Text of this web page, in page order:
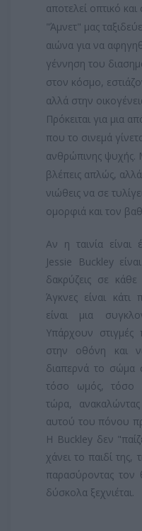
αποτελεί οπτικό
"Άμνετ" μας
αιώνα για να
γέννηση του
στον κόσμο,
αλλά στην
Πρόκειται για μια
που το σινεμά
ανθρώπινης ψυχής.
βλέπεις απλώς,
νιώθεις να σε
ομορφιά και τον
​Αν η ταινία είναι
Jessie Buckley
δακρύζεις σε
Άγκνες είναι
είναι μια
Υπάρχουν
στην οθόνη και
διαπερνά το σώμα
τόσο ωμός, τόσο
τώρα,
αυτού του πόνου
Η Buckley δεν
χάνει το παιδί της,
παρασύροντας τον
δύσκολα ξεχνιέται.